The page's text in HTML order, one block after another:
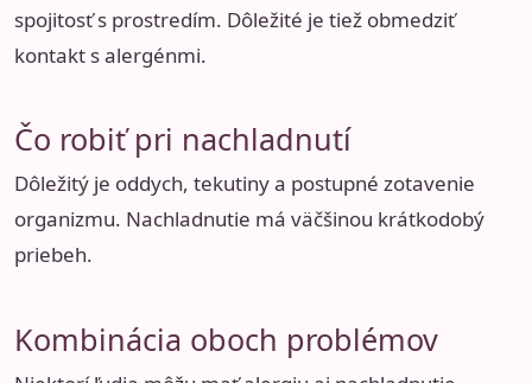
spojitosť s prostredím. Dôležité je tiež obmedziť
kontakt s alergénmi.
Čo robiť pri nachladnutí
Dôležitý je oddych, tekutiny a postupné zotavenie
organizmu. Nachladnutie má väčšinou krátkodobý
priebeh.
Kombinácia oboch problémov